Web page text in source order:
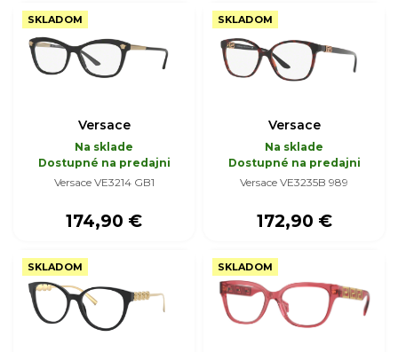
SKLADOM
Versace
Na sklade
Dostupné na predajni
Versace VE3214 GB1
174,90 €
SKLADOM
Versace
Na sklade
Dostupné na predajni
Versace VE3235B 989
172,90 €
SKLADOM SKLADOM